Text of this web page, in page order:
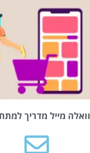
וואלה מייל מדריך